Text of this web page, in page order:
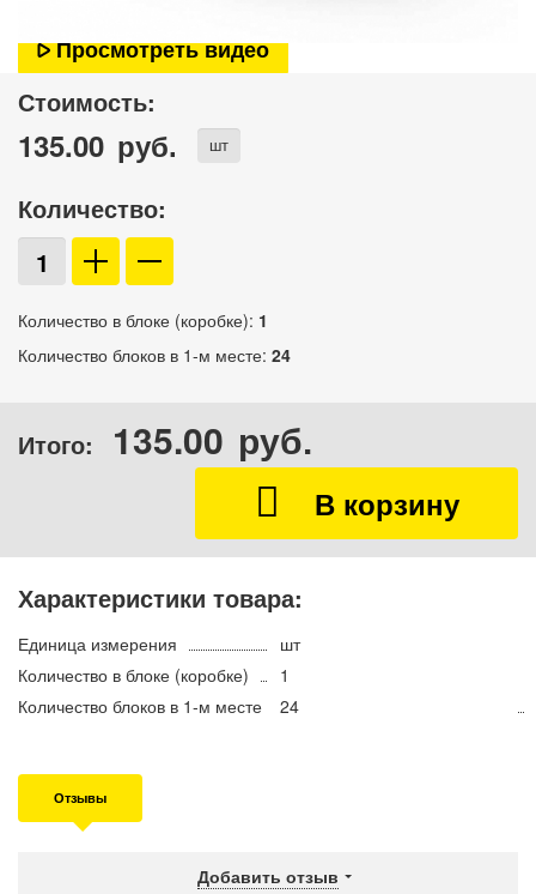
Просмотреть видео
Стоимость:
135.00 руб. шт
Количество:
Количество в блоке (коробке): 1
Количество блоков в 1-м месте: 24
Итого: 135.00 руб.
Характеристики товара:
Единица измерения
шт
Количество в блоке (коробке)
1
Количество блоков в 1-м месте
24
Отзывы
Добавить отзыв